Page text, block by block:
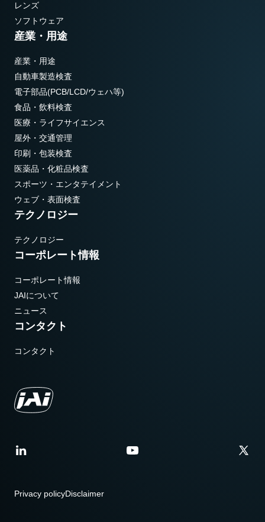
レンズ
ソフトウェア
産業・用途
産業・用途
自動車製造検査
電子部品(PCB/LCD/ウェハ等)
食品・飲料検査
医療・ライフサイエンス
屋外・交通管理
印刷・包装検査
医薬品・化粧品検査
スポーツ・エンタテイメント
ウェブ・表面検査
テクノロジー
テクノロジー
コーポレート情報
コーポレート情報
JAIについて
ニュース
コンタクト
コンタクト
Privacy policyDisclaimer